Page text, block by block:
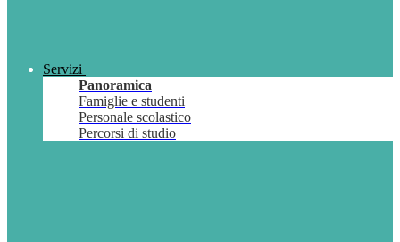
Servizi
Panoramica
Famiglie e studenti
Personale scolastico
Percorsi di studio